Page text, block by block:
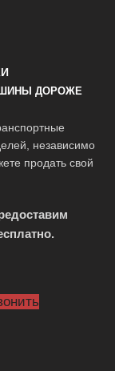
ДОРОЖЕ
независимо
продать свой